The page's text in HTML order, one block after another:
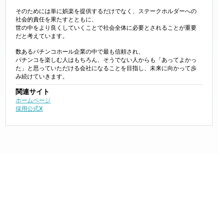
そのためには単に娯楽を提供するだけでなく、ステークホルダーへの
社会的責任を果たすとともに、
世の中をより良くしていくことで社会全体に必要とされることが重要
だと考えています。
数あるパチンコホール企業の中で最も信頼され、
パチンコを楽しむ人はもちろん、そうでない人からも「あってよかっ
た」と思っていただける会社になることを目指し、未来に向かって歩
み続けていきます。
関連サイト
ホームページ
採用公式X